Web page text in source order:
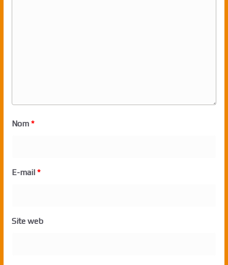
Nom *
E-mail *
Site web